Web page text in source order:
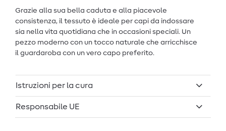
Grazie alla sua bella caduta e alla piacevole
consistenza, il tessuto è ideale per capi da indossare
sia nella vita quotidiana che in occasioni speciali. Un
pezzo moderno con un tocco naturale che arricchisce
il guardaroba con un vero capo preferito.
Istruzioni per la cura
Responsabile UE